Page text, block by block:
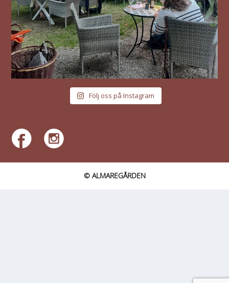
Följ oss på Instagram
© ALMAREGÅRDEN